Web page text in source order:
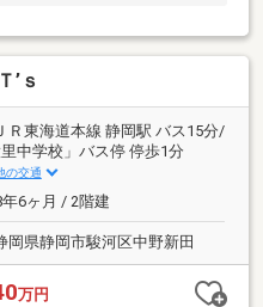
’ｓ
ＪＲ東海道本線 静岡駅 バス15分/
里中学校」バス停 停歩1分
の交通
6ヶ月 / 2階建
岡県静岡市駿河区中野新田
万円